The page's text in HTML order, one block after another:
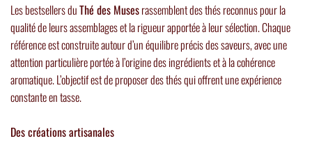
Les bestsellers duThé des Musesrassemblent des thés reconnus pour la
qualité de leurs assemblages et la rigueur apportée à leur sélection. Chaque
référence est construite autour d’un équilibre précis des saveurs, avec une
attention particulière portée à l’origine des ingrédients et à la cohérence
aromatique. L’objectif est de proposer des thés qui offrent une expérience
constante en tasse.
Des créations artisanales